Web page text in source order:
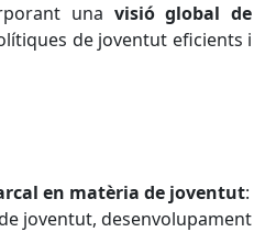
una visió global de
de joventut eficients i
en matèria de joventut:
joventut, desenvolupament